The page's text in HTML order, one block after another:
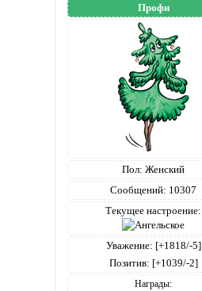
Профи
Пол: Женский
Сообщений: 10307
Текущее настроение:
Уважение: [+1818/-5]
Позитив: [+1039/-2]
Награды: